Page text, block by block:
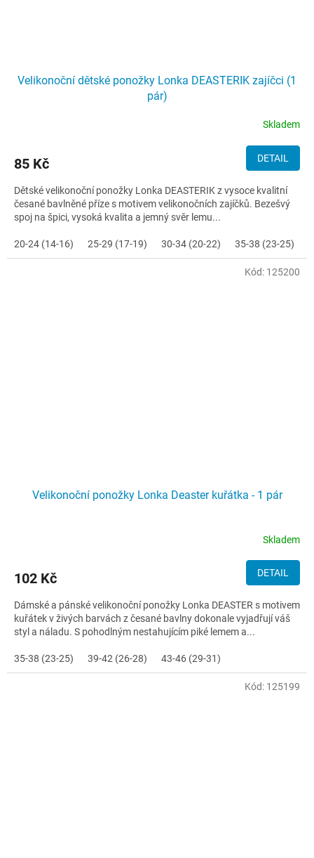
Velikonoční dětské ponožky Lonka DEASTERIK zajíčci (1
pár)
Skladem
85 Kč DETAIL
Dětské velikonoční ponožky Lonka DEASTERIK z vysoce kvalitní
česané bavlněné příze s motivem velikonočních zajíčků. Bezešvý
spoj na špici, vysoká kvalita a jemný svěr lemu...
20-24 (14-16) 25-29 (17-19) 30-34 (20-22) 35-38 (23-25)
Velikonoční ponožky Lonka Deaster kuřátka - 1 pár
Skladem
102 Kč DETAIL
Dámské a pánské velikonoční ponožky Lonka DEASTER s motivem
kuřátek v živých barvách z česané bavlny dokonale vyjadřují váš
styl a náladu. S pohodlným nestahujícím piké lemem a...
35-38 (23-25) 39-42 (26-28) 43-46 (29-31)
Kód: 125200
Kód: 125199